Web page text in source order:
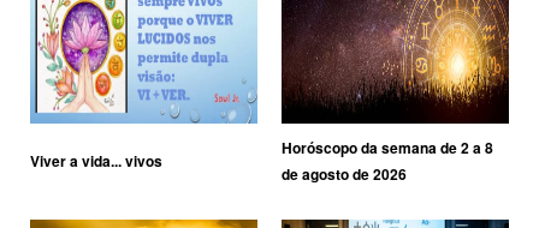
Viver a vida... vivos
Horóscopo da semana de 2 a 8
de agosto de 2026